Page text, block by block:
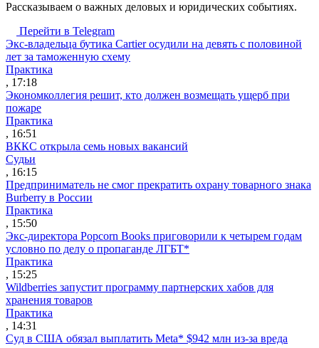
Рассказываем о важных деловых и юридических событиях.
Перейти в Telegram
Экс-владельца бутика Cartier осудили на девять с половиной
лет за таможенную схему
Практика
, 17:18
Экономколлегия решит, кто должен возмещать ущерб при
пожаре
Практика
, 16:51
ВККС открыла семь новых вакансий
Судьи
, 16:15
Предприниматель не смог прекратить охрану товарного знака
Burberry в России
Практика
, 15:50
Экс-директора Popcorn Books приговорили к четырем годам
условно по делу о пропаганде ЛГБТ*
Практика
, 15:25
Wildberries запустит программу партнерских хабов для
хранения товаров
Практика
, 14:31
Суд в США обязал выплатить Meta* $942 млн из-за вреда